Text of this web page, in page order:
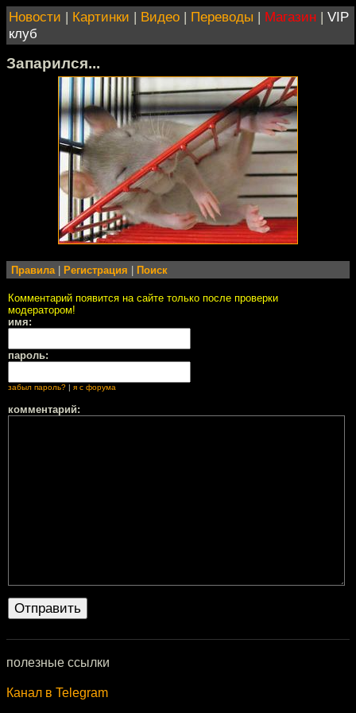
Новости | Картинки | Видео | Переводы | Магазин | VIP
клуб
Запарился...
Правила Регистрация Поиск
Комментарий появится на сайте только после проверки
модератором!
имя:
пароль:
забыл пароль? | я с форума
комментарий:
полезные ссылки
Канал в Telegram